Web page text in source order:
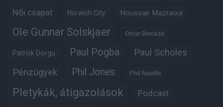
Női csapat Norwich City Noussair Mazraoui
Ole Gunnar Solskjaer Omar Berrada
Patrick Dorgu Paul Pogba Paul Scholes
Pénzügyek Phil Jones Phil Neville
Pletykák, átigazolások Podcast